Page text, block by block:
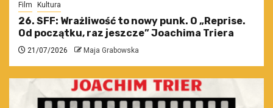
Film Kultura
26. SFF: Wrażliwość to nowy punk. O „Reprise.
Od początku, raz jeszcze” Joachima Triera
21/07/2026 Maja Grabowska